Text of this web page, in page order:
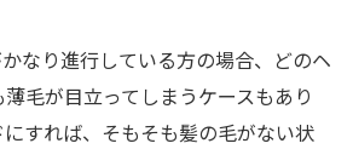
なり進行している方の場合、どのヘ
毛が目立ってしまうケースもあり
すれば、そもそも髪の毛がない状